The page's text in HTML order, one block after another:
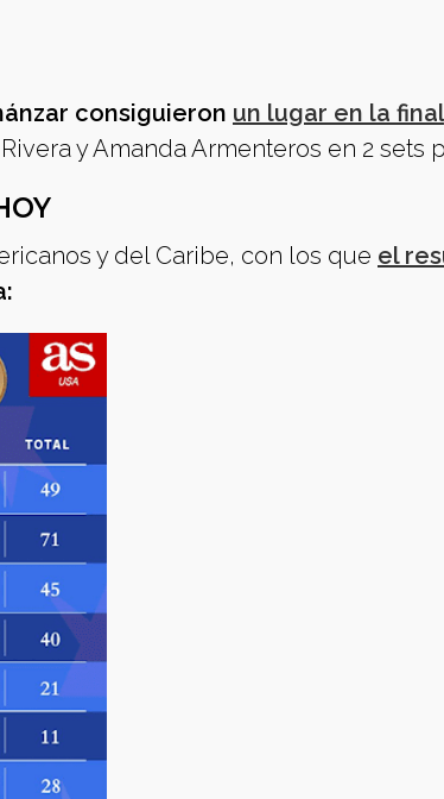
consiguieron un lugar en la final
y Amanda Armenteros en 2 sets
y del Caribe, con los que el